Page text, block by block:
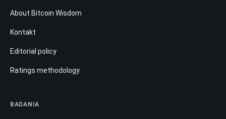
About Bitcoin Wisdom
Kontakt
Editorial policy
Ratings methodology
BADANIA